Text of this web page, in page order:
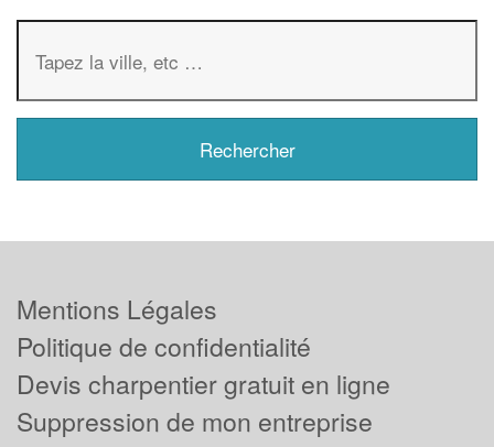
Mentions Légales
Politique de confidentialité
Devis charpentier gratuit en ligne
Suppression de mon entreprise